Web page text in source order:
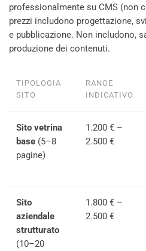
professionalmente su CMS (non
prezzi includono progettazione,
e pubblicazione. Non includono,
produzione dei contenuti.
TIPOLOGIA
SITO
RANGE
INDICATIVO
Sito vetrina
base (5–8
pagine)
1.200 € –
2.500 €
Sito
aziendale
strutturato
(10–20
1.800 € –
2.500 €